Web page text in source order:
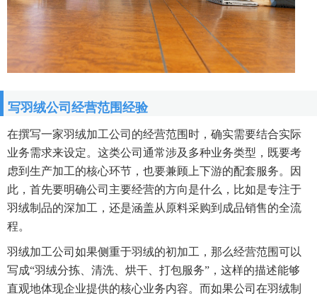
写羽绒公司经营范围经验
在撰写一家羽绒加工公司的经营范围时，确实需要结合实际
业务需求来设定。这类公司通常涉及多种业务类型，既要考
虑到生产加工的核心环节，也要兼顾上下游的配套服务。因
此，首先要明确公司主要经营的方向是什么，比如是专注于
羽绒制品的深加工，还是涵盖从原料采购到成品销售的全流
程。
羽绒加工公司如果侧重于羽绒的初加工，那么经营范围可以
写成“羽绒分拣、清洗、烘干、打包服务”，这样的描述能够
直观地体现企业提供的核心业务内容。而如果公司在羽绒制